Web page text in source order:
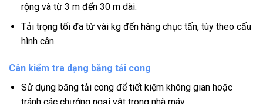
rộng và từ 3 m đến 30 m dài.
Tải trọng tối đa từ vài kg đến hàng chục tấn, tùy theo cấu
hình cân.
Cân kiểm tra dạng băng tải cong
Sử dụng băng tải cong để tiết kiệm không gian hoặc